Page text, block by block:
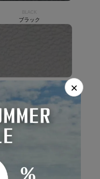
BLACK
ブラック
GRAY
グレー
×